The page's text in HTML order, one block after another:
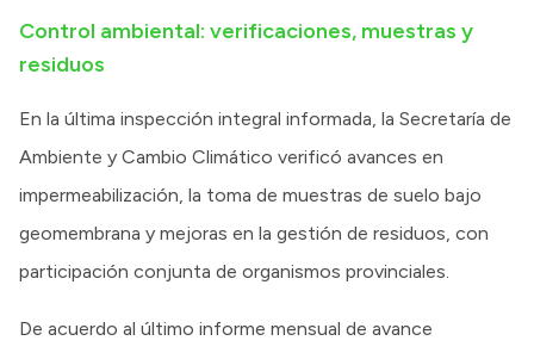
Control ambiental: verificaciones, muestras y
residuos
En la última inspección integral informada, la Secretaría de
Ambiente y Cambio Climático verificó avances en
impermeabilización, la toma de muestras de suelo bajo
geomembrana y mejoras en la gestión de residuos, con
participación conjunta de organismos provinciales.
De acuerdo al último informe mensual de avance